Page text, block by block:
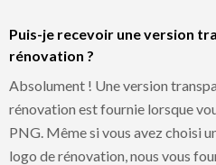
Puis-je recevoir une version
rénovation ?
Absolument ! Une version
rénovation est fournie lorsque
PNG. Même si vous avez choisi
logo de rénovation, nous vous